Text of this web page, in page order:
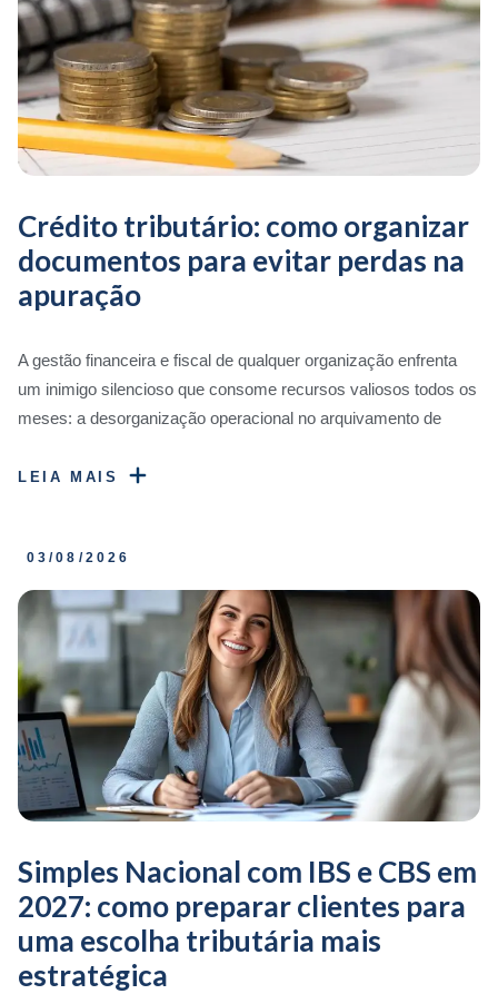
Crédito tributário: como organizar
documentos para evitar perdas na
apuração
A gestão financeira e fiscal de qualquer organização enfrenta
um inimigo silencioso que consome recursos valiosos todos os
meses: a desorganização operacional no arquivamento de
LEIA MAIS
Simples Nacional com IBS e CBS em
2027: como preparar clientes para
uma escolha tributária mais
estratégica
03/08/2026